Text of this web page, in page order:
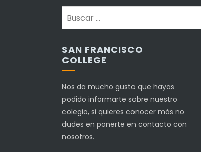
SAN FRANCISCO
COLLEGE
Nos da mucho gusto que hayas
podido informarte sobre nuestro
colegio, si quieres conocer más no
dudes en ponerte en contacto con
nosotros.